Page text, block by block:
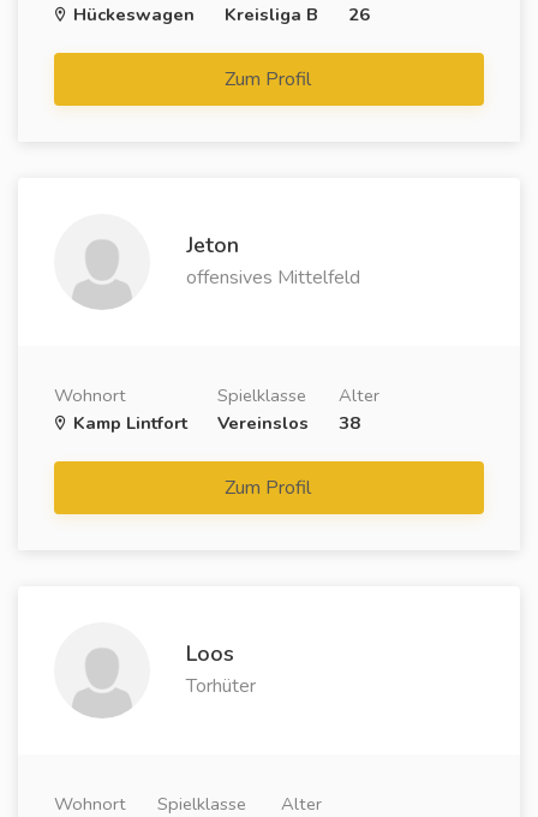
Hückeswagen
Kreisliga B
26
Zum Profil
Jeton
offensives Mittelfeld
Wohnort
Kamp Lintfort
Spielklasse
Vereinslos
Alter
38
Zum Profil
Loos
Torhüter
Wohnort
Spielklasse
Alter